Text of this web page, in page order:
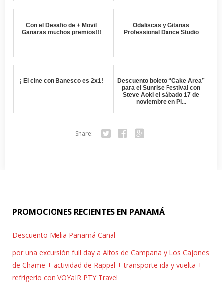
Con el Desafio de + Movil
Ganaras muchos premios!!!
Odaliscas y Gitanas
Professional Dance Studio
¡ El cine con Banesco es 2x1!
Descuento boleto “Cake Area”
para el Sunrise Festival con
Steve Aoki el sábado 17 de
noviembre en Pl...
Share:
PROMOCIONES RECIENTES EN PANAMÁ
Descuento Meliã Panamá Canal
por una excursión full day a Altos de Campana y Los Cajones
de Chame + actividad de Rappel + transporte ida y vuelta +
refrigerio con VOYaIR PTY Travel